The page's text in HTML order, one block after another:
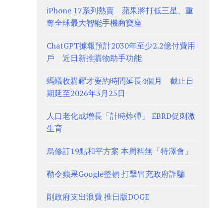
iPhone 17系列熱賣 蘋果將打低三星、重
奪全球最大智能手機商寶座
ChatGPT據報預計2030年至少2.2億付費用
戶 近日新推購物助手功能
螞蟻收購耀才要約時間延長4個月 截止日
期延至2026年3月25日
人口老化成增長「計時炸彈」 EBRD促刺激
生育
烏修訂19點和平方案 本周料無「特澤會」
勒令蘋果Google整頓 打擊冒充政府詐騙
削政府支出浪費 推日版DOGE